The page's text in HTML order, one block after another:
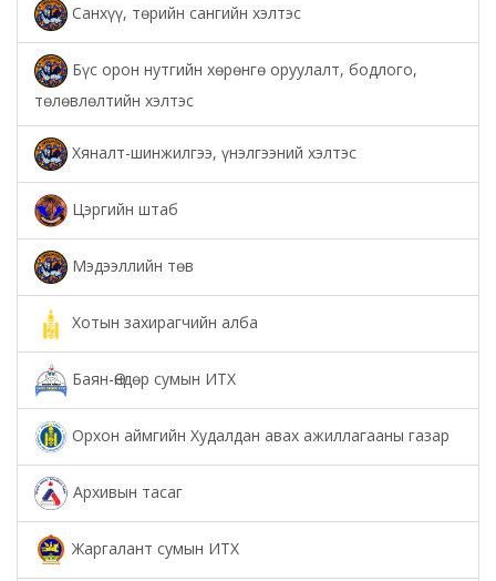
Санхүү, төрийн сангийн хэлтэс
Бүс орон нутгийн хөрөнгө оруулалт, бодлого,
төлөвлөлтийн хэлтэс
Хяналт-шинжилгээ, үнэлгээний хэлтэс
Цэргийн штаб
Мэдээллийн төв
Хотын захирагчийн алба
Баян-Өндөр сумын ИТХ
Орхон аймгийн Худалдан авах ажиллагааны газар
Архивын тасаг
Жаргалант сумын ИТХ